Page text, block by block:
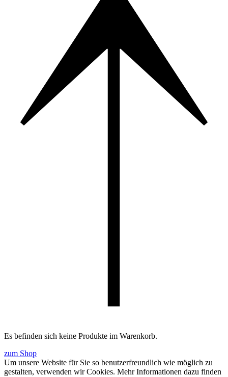
Es befinden sich keine Produkte im Warenkorb.
zum Shop
Um unsere Website für Sie so benutzerfreundlich wie möglich zu
gestalten, verwenden wir Cookies. Mehr Informationen dazu finden